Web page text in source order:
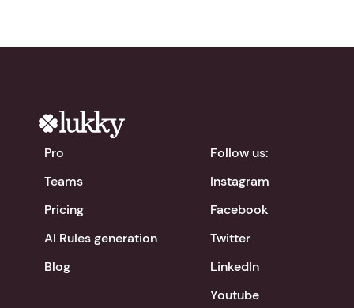
Pro
Teams
Pricing
AI Rules generation
Blog
Follow us:
Instagram
Facebook
Twitter
LinkedIn
Youtube